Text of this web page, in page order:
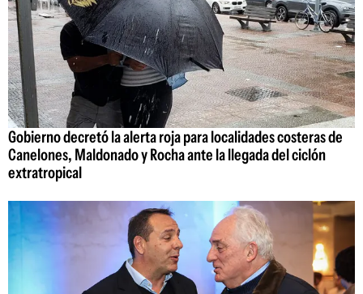
Gobierno decretó la alerta roja para localidades costeras de
Canelones, Maldonado y Rocha ante la llegada del ciclón
extratropical